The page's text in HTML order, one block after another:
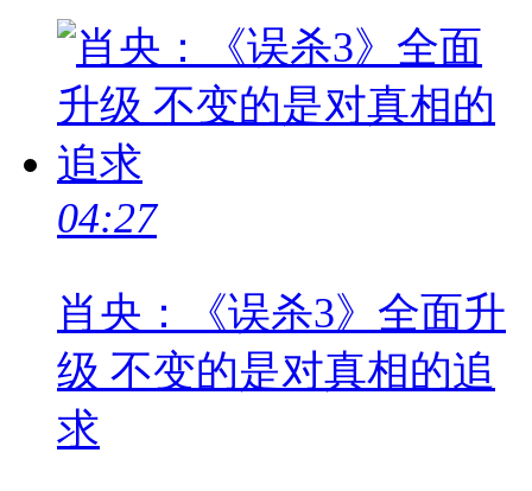
04:27
肖央：《误杀3》全面升
级 不变的是对真相的追
求